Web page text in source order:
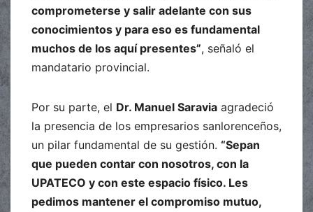
comprometerse y salir adelante con sus
conocimientos y para eso es fundamental
muchos de los aquí presentes”, señaló el
mandatario provincial.
Por su parte, el Dr. Manuel Saravia agradeció
la presencia de los empresarios sanlorenceños,
un pilar fundamental de su gestión. “Sepan
que pueden contar con nosotros, con la
UPATECO y con este espacio físico. Les
pedimos mantener el compromiso mutuo,